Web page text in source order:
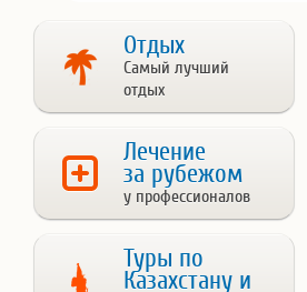
Отдых
Самый лучший
отдых
Лечение
за рубежом
у профессионалов
Туры по
Казахстану и